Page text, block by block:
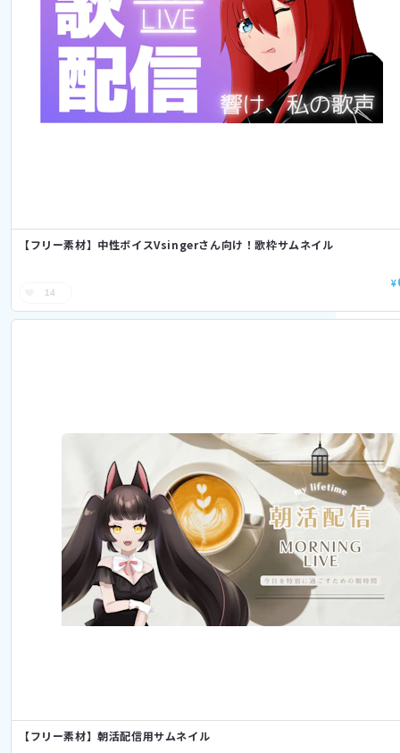
【フリー素材】中性ボイスVsingerさん向け！歌枠サムネイル
14
¥
【フリー素材】朝活配信用サムネイル